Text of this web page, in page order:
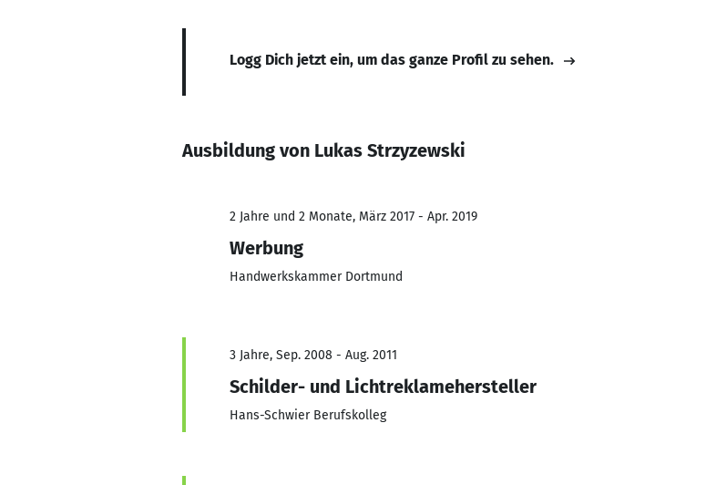
Logg Dich jetzt ein, um das ganze Profil zu sehen.
Ausbildung von Lukas Strzyzewski
2 Jahre und 2 Monate, März 2017 - Apr. 2019
Werbung
Handwerkskammer Dortmund
3 Jahre, Sep. 2008 - Aug. 2011
Schilder- und Lichtreklamehersteller
Hans-Schwier Berufskolleg